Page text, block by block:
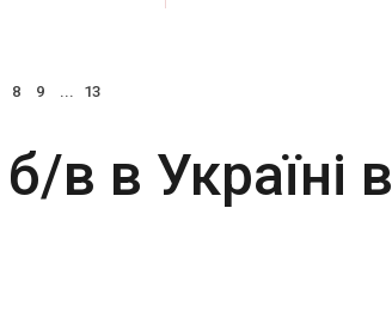
8 9 ... 13
в в Україні в